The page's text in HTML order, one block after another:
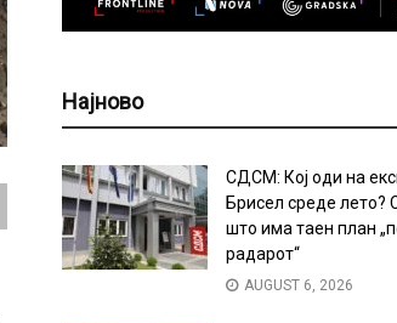
Најново
СДСМ: Кој оди на
Брисел среде лето?
што има таен план
радарот“
AUGUST 6, 2026